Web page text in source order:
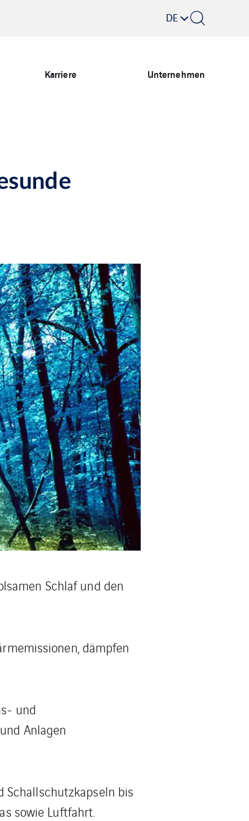
DE
Karriere Unternehmen
Schlaf und den
dämpfen
und
Anlagen
Schallschutzkapseln bis
sowie Luftfahrt.